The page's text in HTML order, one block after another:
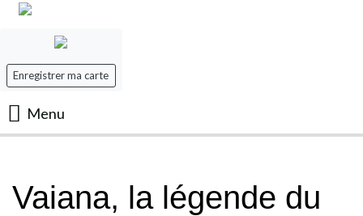
Enregistrer ma carte
Menu
Les Films
Vaiana, la légende du